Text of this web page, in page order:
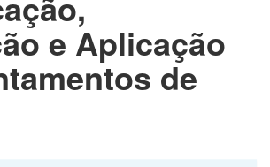
e Aplicação
de